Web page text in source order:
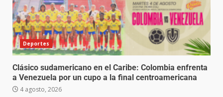
Deportes
Clásico sudamericano en el Caribe: Colombia enfrenta
a Venezuela por un cupo a la final centroamericana
4 agosto, 2026